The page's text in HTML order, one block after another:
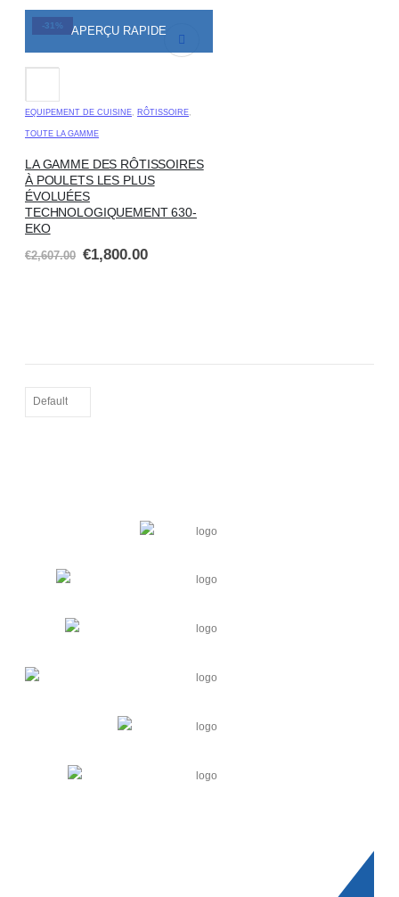
-31% APERÇU RAPIDE
EQUIPEMENT DE CUISINE RÔTISSOIRE
TOUTE LA GAMME
LA GAMME DES RÔTISSOIRES
À POULETS LES PLUS
ÉVOLUÉES
TECHNOLOGIQUEMENT 630-
EKO
€2,607.00 €1,800.00